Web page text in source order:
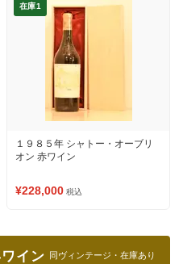
在庫1
１９８５年 シャトー・オーブリ
オン 赤ワイン
¥228,000 税込
イン 同ヴィンテージ・在庫あり